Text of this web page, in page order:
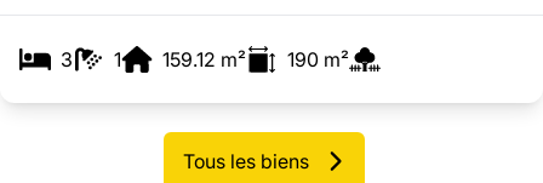
3 1 159.12 m² 190 m²
Tous les biens